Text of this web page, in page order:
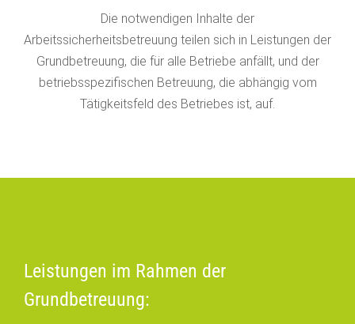
Die notwendigen Inhalte der
Arbeitssicherheitsbetreuung teilen sich in Leistungen der
Grundbetreuung, die für alle Betriebe anfällt, und der
betriebsspezifischen Betreuung, die abhängig vom
Tätigkeitsfeld des Betriebes ist, auf.
Leistungen im Rahmen der
Grundbetreuung: